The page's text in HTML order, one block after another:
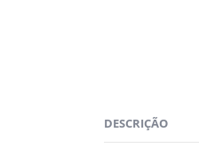
DESCRIÇÃO